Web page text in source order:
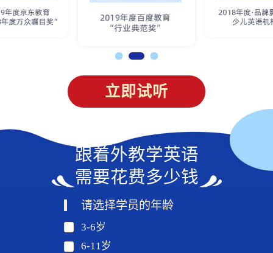
立即试听
跟着外教学英语
需要花费多少钱
请选择学员的年龄
3-6岁
6-11岁